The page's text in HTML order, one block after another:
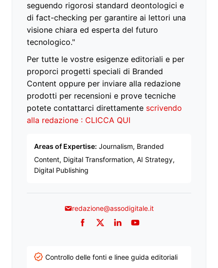
seguendo rigorosi standard deontologici e
di fact-checking per garantire ai lettori una
visione chiara ed esperta del futuro
tecnologico."
Per tutte le vostre esigenze editoriali e per
proporci progetti speciali di Branded
Content oppure per inviare alla redazione
prodotti per recensioni e prove tecniche
potete contattarci direttamente scrivendo
alla redazione : CLICCA QUI
Areas of Expertise: Journalism, Branded
Content, Digital Transformation, AI Strategy,
Digital Publishing
redazione@assodigitale.it
Facebook
TwitterLinkedInYouTube
Controllo delle fonti e linee guida editoriali